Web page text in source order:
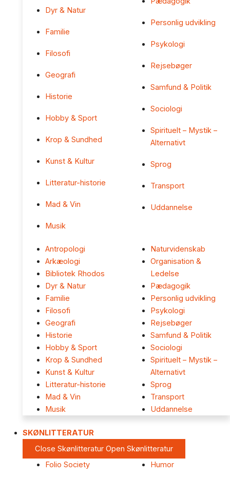
Dyr & Natur
Familie
Filosofi
Geografi
Historie
Hobby & Sport
Krop & Sundhed
Kunst & Kultur
Litteratur-historie
Mad & Vin
Musik
Personlig udvikling
Psykologi
Rejsebøger
Samfund & Politik
Sociologi
Spirituelt – Mystik –
Alternativt
Sprog
Transport
Uddannelse
Antropologi
Arkæologi
Bibliotek Rhodos
Dyr & Natur
Familie
Filosofi
Geografi
Historie
Hobby & Sport
Krop & Sundhed
Kunst & Kultur
Litteratur-historie
Mad & Vin
Musik
Naturvidenskab
Organisation &
Ledelse
Pædagogik
Personlig udvikling
Psykologi
Rejsebøger
Samfund & Politik
Sociologi
Spirituelt – Mystik –
Alternativt
Sprog
Transport
Uddannelse
SKØNLITTERATUR
Close Skønlitteratur Open Skønlitteratur
Folio Society
Humor